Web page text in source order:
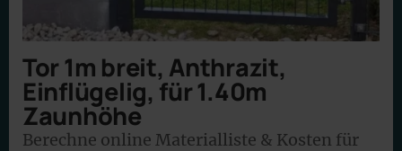
Tor 1m breit, Anthrazit,
Einflügelig, für 1.40m
Zaunhöhe
Berechne online Materialliste & Kosten für